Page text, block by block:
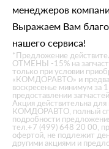
менеджеров
Выражаем Вам
нашего сервиса!
*Предложение
ОТМЕНЫ -15% на
только при условии
«КОМДОРАВТО» и
воскресенье минимум за
предоставлении
Акция действительна
КОМДОРАВТО, полный
подробности
тел.+7 (499) 648 20 00,
офертой, не подлежит
другими акциями и